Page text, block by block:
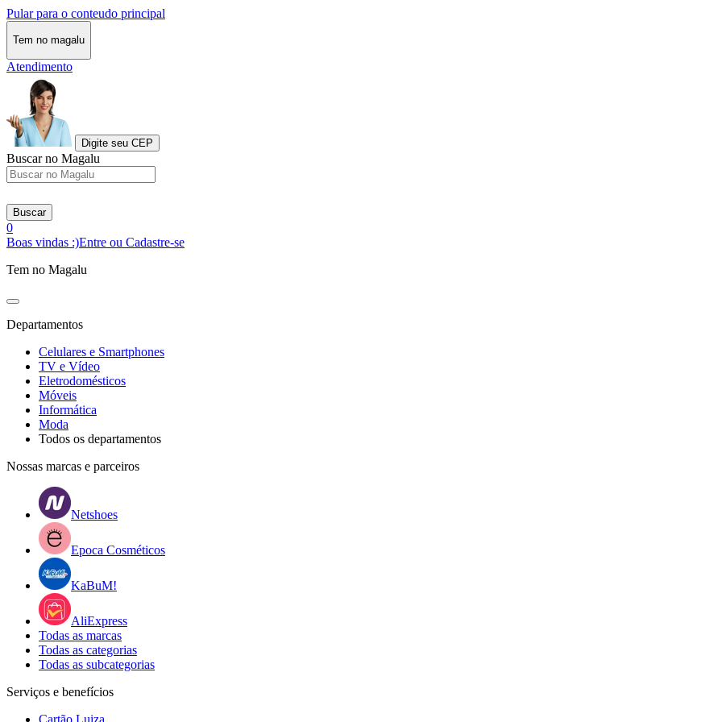
Pular para o conteudo principal
Tem no magalu
Atendimento
Digite seu CEP
Buscar no Magalu
Buscar
0
Boas vindas :)Entre ou Cadastre-se
Tem no Magalu
Departamentos
Celulares e Smartphones
TV e Vídeo
Eletrodomésticos
Móveis
Informática
Moda
Todos os departamentos
Nossas marcas e parceiros
Netshoes
Epoca Cosméticos
KaBuM!
AliExpress
Todas as marcas
Todas as categorias
Todas as subcategorias
Serviços e benefícios
Cartão Luiza